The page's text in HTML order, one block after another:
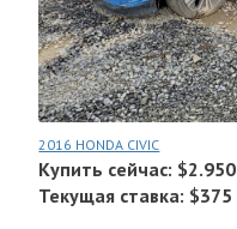
2016 HONDA CIVIC
Купить сейчас: $2.950
Текущая ставка: $375